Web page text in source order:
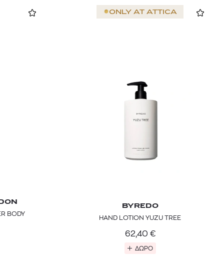
BODY
ONLY AT ATTICA
BYREDO
HAND LOTION YUZU TREE
62,40 €
ΔΩΡΟ